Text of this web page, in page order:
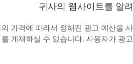
귀사의 웹사이트를 알
가격에 따라서 정해진 광고 예산을
를 게재하실 수 있습니다. 사용자가 광